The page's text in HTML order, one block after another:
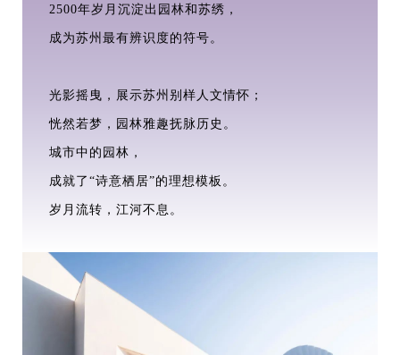
2500年岁月沉淀出园林和苏绣，
成为苏州最有辨识度的符号。
光影摇曳，展示苏州别样人文情怀；
恍然若梦，园林雅趣抚脉历史。
城市中的园林，
成就了“诗意栖居”的理想模板。
岁月流转，江河不息。